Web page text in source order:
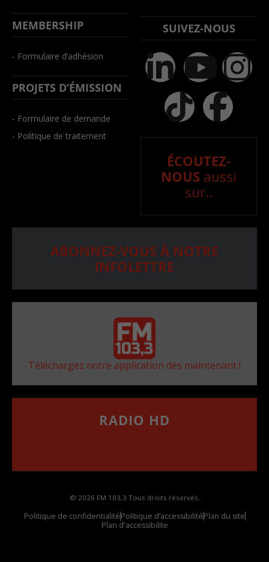
MEMBERSHIP
- Formulaire d’adhésion
PROJETS D’ÉMISSION
- Formulaire de demande
- Politique de traitement
SUIVEZ-NOUS
ÉCOUTEZ-
NOUS aussi
sur..
ABONNEZ-VOUS À NOTRE
INFOLETTRE
Téléchargez notre application dès maintenant !
RADIO HD
© 2026 FM 103,3 Tous droits réservés.
Politique de confidentialitéPolitique d’accessibilitéPlan du site
Plan d'accessibilite